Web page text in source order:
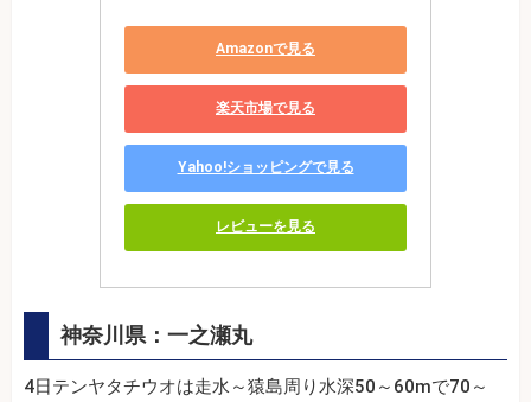
Amazonで見る
楽天市場で見る
Yahoo!ショッピングで見る
レビューを見る
神奈川県：一之瀬丸
4日テンヤタチウオは走水～猿島周り水深50～60mで70～